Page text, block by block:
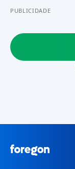
PUBLICIDADE